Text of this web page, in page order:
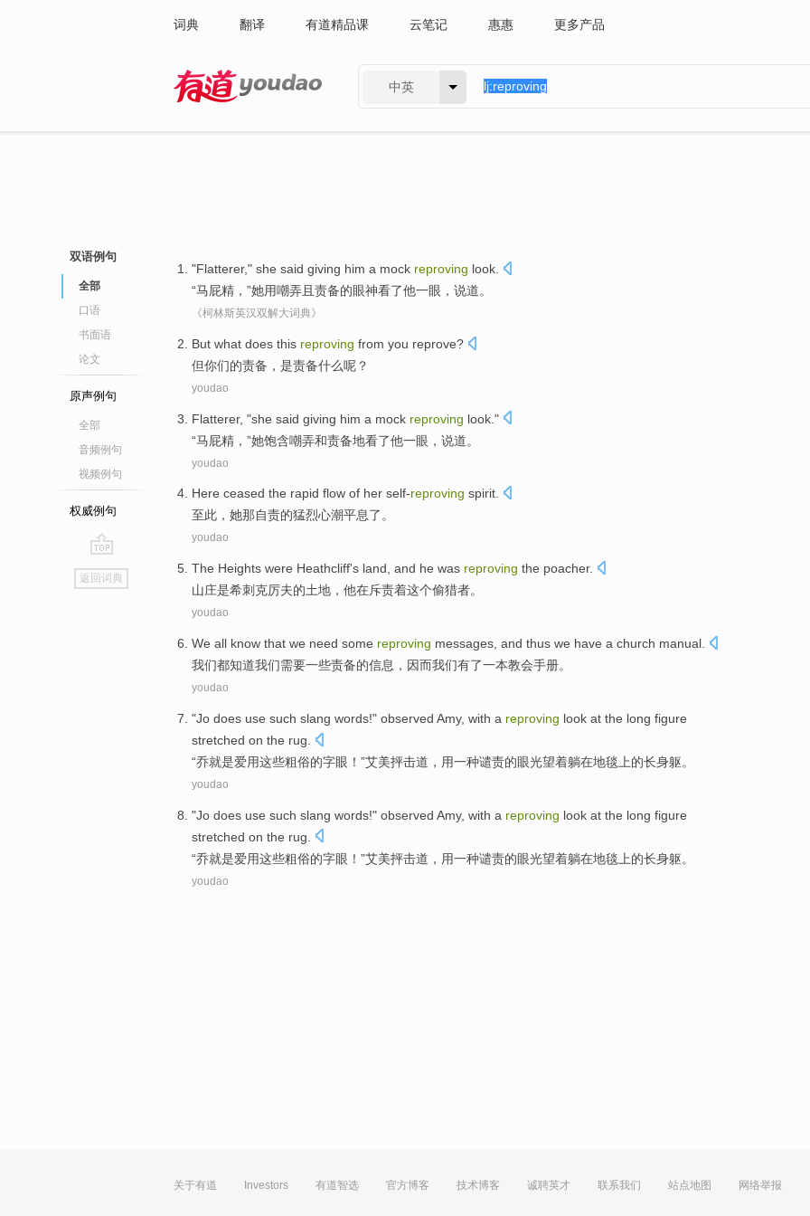
词典 翻译 有道精品课 云笔记 惠惠 更多产品
中英
双语例句
全部
口语
书面语
论文
原声例句
全部
音频例句
视频例句
权威例句
go
top
返回词典
"Flatterer," she said giving him a mock reproving look.
“马屁精 ，”她用嘲弄且责备的眼神看了他一眼， 说道。
《柯林斯英汉双解大词典》
But what does this reproving from you reprove?
但你们的责备 ，是责备什么呢？
youdao
Flatterer, "she said giving him a mock reproving look ."
“马屁精 ，”她饱含嘲弄和责备地看了他一眼， 说道。
youdao
Here ceased the rapid flow of her self-reproving spirit.
至此 ， 她那自责的猛烈心潮平息了。
youdao
The Heights were Heathcliff's land , and he was reproving the poacher.
山庄是希刺克厉夫的土地 ， 他在斥责着这个偷猎者。
youdao
We all know that we need some reproving messages and thus we have a church manual
我们都知道我们需要一些责备的信息 ， 因而我们有了一本教会手册。
youdao
"Jo does use such slang words!" observed Amy, with a reproving look at the long figure
stretched on the rug
“乔就是爱用这些粗俗的字眼 ！”艾美抨击道， 用一种谴责的眼光望着躺在地毯 上的长身躯。
youdao
"Jo does use such slang words!" observed Amy, with a reproving look at the long figure
stretched on the rug
“乔就是爱用这些粗俗的字眼 ！”艾美抨击道， 用一种谴责的眼光望着躺在地毯 上的长身躯。
youdao
关于有道 Investors 有道智选 官方博客 技术博客 诚聘英才 联系我们 站点地图 网络举报